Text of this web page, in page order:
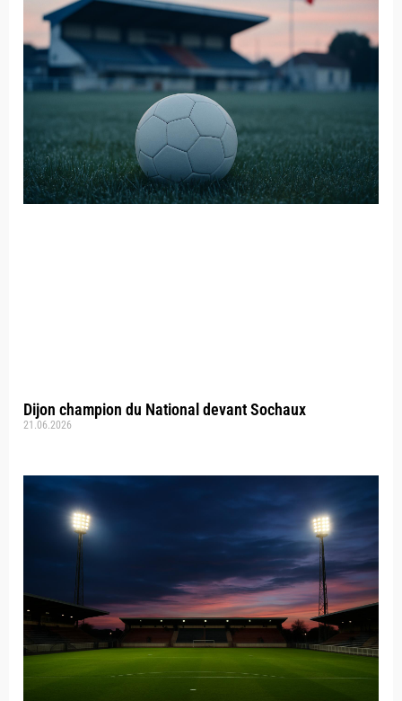
Dijon champion du National devant Sochaux
21.06.2026